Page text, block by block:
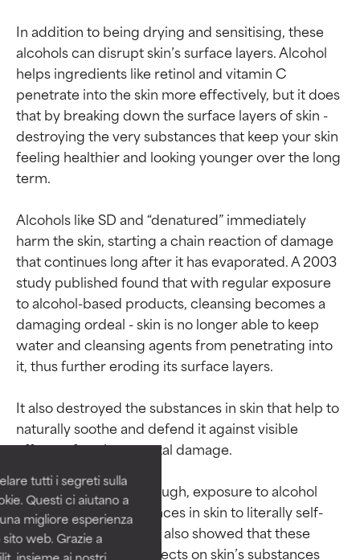
tutti i segreti sulla
Questi ci aiutano a
migliore esperienza
web. Grazie a
In addition to being drying and sensitising, these
alcohols can disrupt skin’s surface layers. Alcohol
helps ingredients like retinol and vitamin C
penetrate into the skin more effectively, but it does
that by breaking down the surface layers of skin -
destroying the very substances that keep your skin
feeling healthier and looking younger over the long
term.
Alcohols like SD and “denatured” immediately
harm the skin, starting a chain reaction of damage
that continues long after it has evaporated. A 2003
study published found that with regular exposure
to alcohol-based products, cleansing becomes a
damaging ordeal - skin is no longer able to keep
water and cleansing agents from penetrating into
it, thus further eroding its surface layers.
It also destroyed the substances in skin that help to
naturally soothe and defend it against visible
effects of environmental damage.
If that weren’t bad enough, exposure to alcohol
causes healthy substances in skin to literally self-
destruct. The research also showed that these
destructive, ageing effects on skin’s substances
Valutazione degli
ingredienti
Comprovati e sostenuti da studi
indipendenti. Ingrediente attivo
eccezionale per la maggior
parte dei tipi di pelle o dei
problemi.
Valutazione degli
ingredienti
Comprovati e sostenuti da studi
indipendenti. Ingrediente attivo
eccezionale per la maggior
parte dei tipi di pelle o dei
problemi.